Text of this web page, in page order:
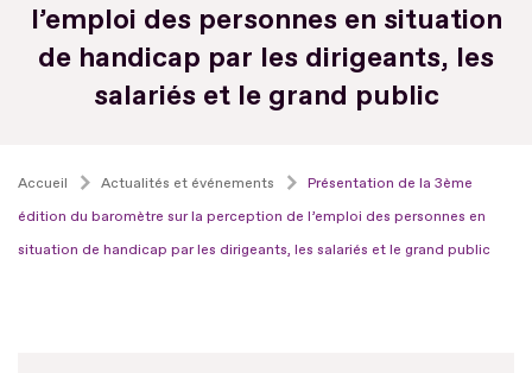
l’emploi des personnes en situation
de handicap par les dirigeants, les
salariés et le grand public
Accueil Actualités et événements
Présentation de la 3ème
édition du baromètre sur la perception de l’emploi des personnes en
situation de handicap par les dirigeants, les salariés et le grand public